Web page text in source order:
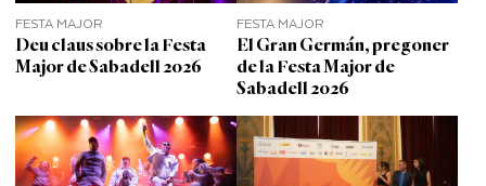
FESTA MAJOR
Deu claus sobre la Festa
Major de Sabadell 2026
FESTA MAJOR
El Gran Germán, pregoner
de la Festa Major de
Sabadell 2026